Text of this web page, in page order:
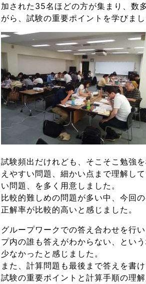
加された35名ほどの方が集まり、数
がら、試験の重要ポイントを学びまし
試験頻出だけれども、そこそこ勉強
えやすい問題、細かい点まで理解し
い問題、を多く用意しました。
比較的難しめの問題が多い中、今回
正解率が比較的高いと感じました。
グループワークでの答え合わせを行
プ内の誰も答えがわからない、とい
少なかったと感じました。
また、計算問題も最後まで答えを書け
試験の重要ポイントと計算手順の理